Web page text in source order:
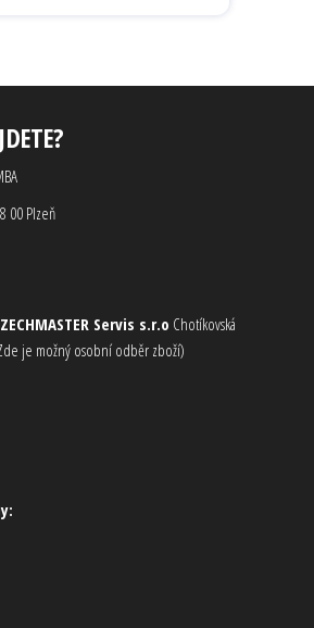
00 Plzeň
Servis s.r.o Chotíkovská
je možný osobní odběr zboží)